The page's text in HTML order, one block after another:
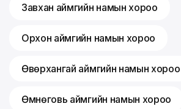
Завхан аймгийн намын хороо
Орхон аймгийн намын хороо
Өвөрхангай аймгийн намын хороо
Өмнөговь аймгийн намын хороо